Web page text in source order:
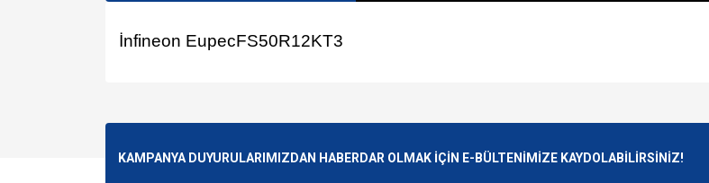
İnfineon EupecFS50R12KT3
Ürün resmi kalitesiz, bozuk veya görüntülenemiyor.
KAMPANYA DUYURULARIMIZDAN HABERDAR OLMAK İÇİN E-BÜLTENİMİZE KAYDOLABİLİRSİNİZ!